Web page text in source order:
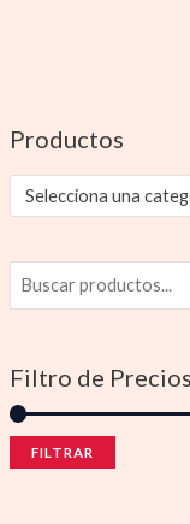
Productos
Selecciona una
Filtro de Precios
FILTRAR